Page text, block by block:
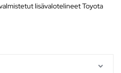
lisävalotelineet Toyota